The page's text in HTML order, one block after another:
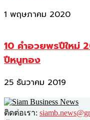
1 พฤษภาคม 2020
10 คำอวยพรปีใหม่
ปีหนูทอง
25 ธันวาคม 2019
ติดต่อเรา: